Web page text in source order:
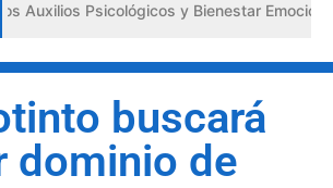
Psicológicos y Bienestar Emocional» ante
buscará
dominio de